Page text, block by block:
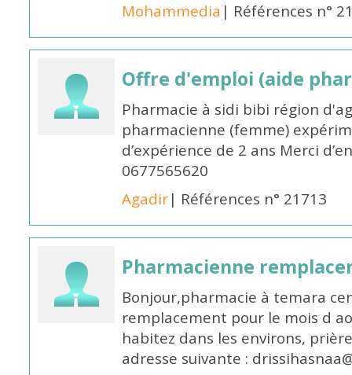
Mohammedia | Références n°
Offre d'emploi (aide
Pharmacie à sidi bibi région
pharmacienne (femme)
d’expérience de 2 ans Merci
0677565620
Agadir| Références n° 21713
Pharmacienne
Bonjour,pharmacie à temara
remplacement pour le mois d
habitez dans les environs,
adresse suivante :